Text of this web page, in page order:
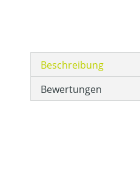
Beschreibung
Bewertungen